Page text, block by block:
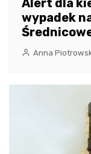
Alert dla
wypadek
Anna